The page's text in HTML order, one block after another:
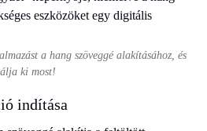
a hang szöveggé alakításához, és
ki most!
indítása